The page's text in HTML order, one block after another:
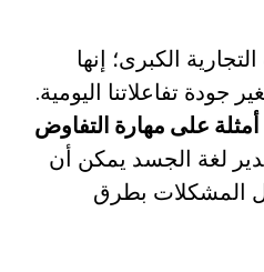
الكبرى؛ إنها
جودة تفاعلاتنا اليومية.
أمثلة على مهارة التفاوض
لغة الجسد يمكن أن
المشكلات بطرق